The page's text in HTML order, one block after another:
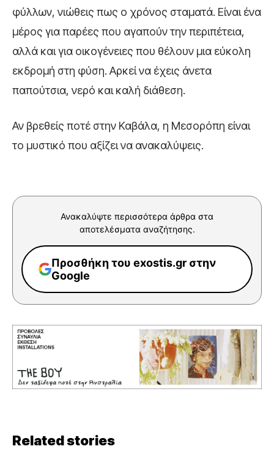
φύλλων, νιώθεις πως ο χρόνος σταματά. Είναι ένα
μέρος για παρέες που αγαπούν την περιπέτεια,
αλλά και για οικογένειες που θέλουν μια εύκολη
εκδρομή στη φύση. Αρκεί να έχεις άνετα
παπούτσια, νερό και καλή διάθεση.
Αν βρεθείς ποτέ στην Καβάλα, η Μεσορόπη είναι
το μυστικό που αξίζει να ανακαλύψεις.
Ανακαλύψτε περισσότερα άρθρα στα
αποτελέσματα αναζήτησης.
Προσθήκη του exostis.gr στην
Google
Related stories